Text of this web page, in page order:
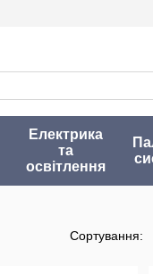
Електрика
та
освітлення
Сортування: